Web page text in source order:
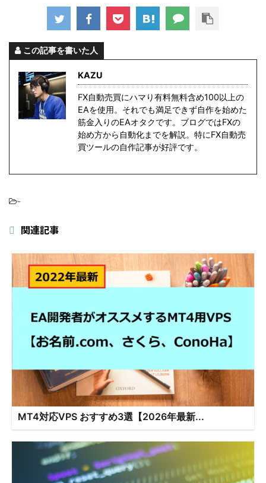
この記事を書いた人
KAZU
FX自動売買にハマり有料無料含め100以上の
EAを使用。それでも満足できず自作を始めた
筋金入りのEAオタクです。ブログではFXの
始め方から自動化までを解説。特にFX自動売
買ツールの自作記事が好評です。
-
関連記事
MT4対応VPS おすすめ3選【2026年最新...